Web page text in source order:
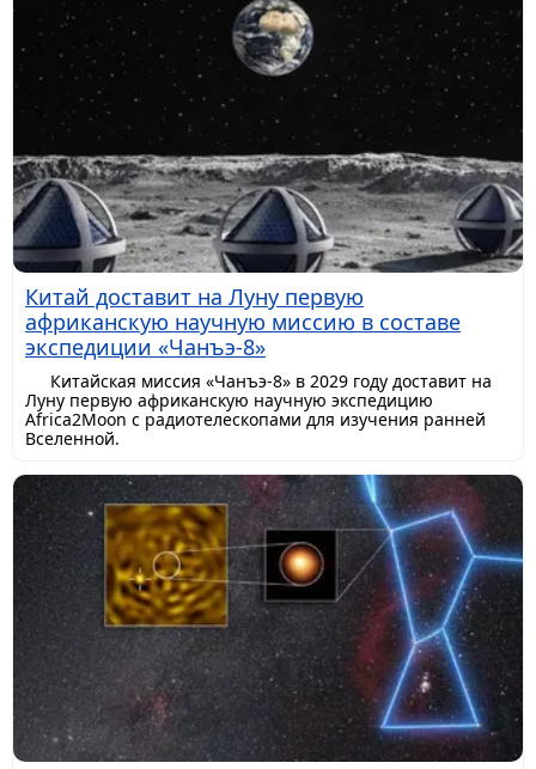
Китай доставит на Луну первую
африканскую научную миссию в составе
экспедиции «Чанъэ-8»
Китайская миссия «Чанъэ-8» в 2029 году доставит на
Луну первую африканскую научную экспедицию
Africa2Moon с радиотелескопами для изучения ранней
Вселенной.